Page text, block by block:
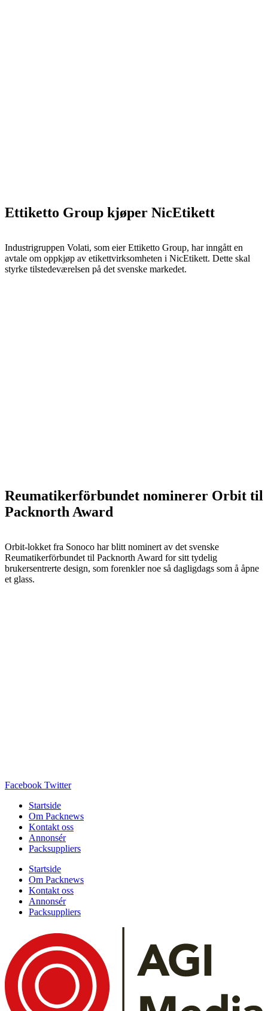
Ettiketto Group kjøper NicEtikett
Industrigruppen Volati, som eier Ettiketto Group, har inngått en
avtale om oppkjøp av etikettvirksomheten i NicEtikett. Dette skal
styrke tilstedeværelsen på det svenske markedet.
Reumatikerförbundet nominerer Orbit til
Packnorth Award
Orbit-lokket fra Sonoco har blitt nominert av det svenske
Reumatikerförbundet til Packnorth Award for sitt tydelig
brukersentrerte design, som forenkler noe så dagligdags som å åpne
et glass.
Facebook Twitter
Startside
Om Packnews
Kontakt oss
Annonsér
Packsuppliers
Startside
Om Packnews
Kontakt oss
Annonsér
Packsuppliers